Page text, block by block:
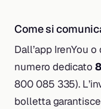
Come si
Dall’app IrenYou
numero dedicato
800 085 335).
bolletta